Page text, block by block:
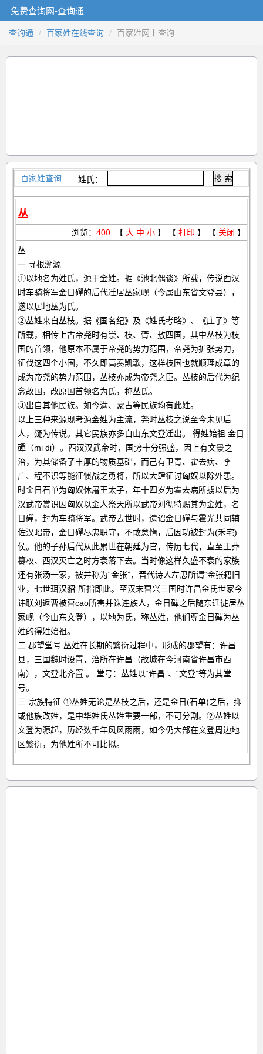
免费查询网-查询通
查询通 百家姓在线查询 百家姓网上查询
百家姓查询 姓氏：
丛
浏览： 400 【 大 中 小 】 【 打印 】 【 关闭 】
丛
一 寻根溯源
①以地名为姓氏，源于金姓。据《池北偶谈》所载，传说西汉
时车骑将军金日磾的后代迁居丛家岘（今属山东省文登县），
遂以居地丛为氏。
②丛姓来自丛枝。据《国名纪》及《姓氏考略》、《庄子》等
所载，相传上古帝尧时有崇、枝、胥、敖四国，其中丛枝为枝
国的首领，他原本不属于帝尧的势力范围，帝尧为扩张势力，
征伐这四个小国，不久即高奏凯歌，这样枝国也就顺理成章的
成为帝尧的势力范围，丛枝亦成为帝尧之臣。丛枝的后代为纪
念故国，改原国首领名为氏，称丛氏。
③出自其他民族。如今满、蒙古等民族均有此姓。
以上三种来源现考源金姓为主流，尧时丛枝之说至今未见后
人，疑为传说。其它民族亦多自山东文登迁出。 得姓始祖 金日
磾（mi di）。西汉汉武帝时，国势十分强盛，因上有文景之
治，为其储备了丰厚的物质基础，而己有卫青、霍去病、李
广、程不识等能征惯战之勇将，所以大肆征讨匈奴以除外患。
时金日石单为匈奴休屠王太子，年十四岁为霍去病所掳以后为
汉武帝赏识因匈奴以金人祭天所以武帝刘彻特赐其为金姓，名
日磾，封为车骑将军。武帝去世时，遗诏金日磾与霍光共同辅
佐汉昭帝，金日磾尽忠职守，不敢怠惰，后因功被封为(禾宅)
侯。他的子孙后代从此累世在朝廷为官，传历七代，直至王莽
篡权、西汉灭亡之时方衰落下去。当时像这样久盛不衰的家族
还有张汤一家，被并称为“金张”，晋代诗人左思所谓“金张籍旧
业，七世珥汉貂”所指即此。至汉末曹兴三国时许昌金氏世家今
讳联刘返曹被曹cao所害并诛连族人，金日磾之后随东迁徙居丛
家岘（今山东文登），以地为氏，称丛姓，他们尊金日磾为丛
姓的得姓始祖。
二 郡望堂号 丛姓在长期的繁衍过程中，形成的郡望有：许昌
县，三国魏时设置，治所在许昌（故城在今河南省许昌市西
南），文登北齐置 。 堂号：丛姓以“许昌”、“文登”等为其堂
号。
三 宗族特征 ①丛姓无论是丛枝之后，还是金日(石单)之后，抑
或他族改姓，是中华姓氏丛姓重要一部，不可分割。②丛姓以
文登为源起，历经数千年风风雨雨，如今仍大部在文登周边地
区繁衍，为他姓所不可比拟。